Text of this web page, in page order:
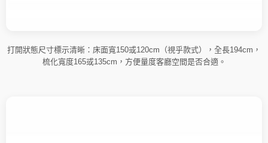
打開狀態尺寸標示清晰：床面寬150或120cm（視乎款式），全長194cm，
梳化寬度165或135cm，方便量度客廳空間是否合適。